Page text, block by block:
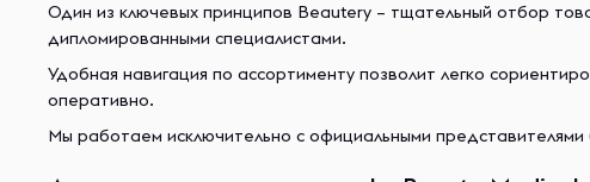
Один из ключевых принципов Beautery – тщательный отбор
дипломированными специалистами.
Удобная навигация по ассортименту позволит легко
оперативно.
Мы работаем исключительно с официальными